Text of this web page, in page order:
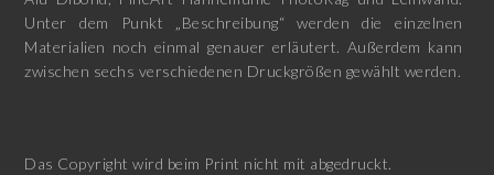
Unter dem Punkt „Beschreibung“ werden die einzelnen
Materialien noch einmal genauer erläutert. Außerdem kann
zwischen sechs verschiedenen Druckgrößen gewählt werden.
Das Copyright wird beim Print nicht mit abgedruckt.